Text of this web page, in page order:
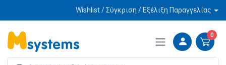
Wishlist / Σύγκριση / Εξέλιξη Παραγγελίας
0